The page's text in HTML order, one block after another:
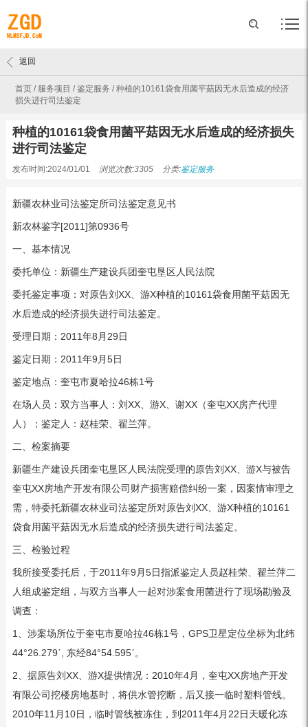
首页 / 服务项目 /鉴定服务 /种植的10161袋食用菌平菇因无水后造成的经济
损失进行司法鉴定
返回
种植的10161袋食用菌平菇因无水后造成的经济损失
进行司法鉴定
发布时间:2024/01/01 浏览次数:3305 分类:鉴定服务
新疆农林业司法鉴定所司法鉴定意见书
新农林鉴字[2011]第0936号
一、基本情况
委托单位：新疆生产建设兵团奎屯垦区人民法院
委托鉴定事项：对原告刘XX、游X种植的10161袋食用菌平菇因无
水后造成的经济损失进行司法鉴定。
受理日期：2011年8月29日
鉴定日期：2011年9月5日
鉴定地点：奎屯市夏哈拉46栋1号
在场人员：双方当事人：刘XX、游X、谢XX（奎屯XX房产代理
人）；鉴定人：赵桂荣、翟兰萍。
二、检案摘要
新疆生产建设兵团奎屯垦区人民法院受理的原告刘XX、游X与被告
奎屯XX房地产开发有限公司财产损害赔偿纠纷一案，因案情审理之
需，特委托新疆农林业司法鉴定所对原告刘XX、游X种植的10161
袋食用菌平菇因无水后造成的经济损失进行司法鉴定。
三、检验过程
我所接受委托后，于2011年9月5日指派鉴定人员赵桂荣、翟兰萍二
人组成鉴定组，与双方当事人一起对涉案食用菌进行了现场勘验及
调查：
1、涉案场所位于奎屯市夏哈拉46栋1号，GPS卫星定位坐标为北纬
44°26.279ˊ, 东经84°54.595ˊ。
2、据原告刘XX、游X提供情况：2010年4月，奎屯XX房地产开发
有限公司挖楼房地基时，将供水管挖断，后又接一临时塑料管线。
2010年11月10日，临时管线被冻住，到2011年4月22日天暖化冻